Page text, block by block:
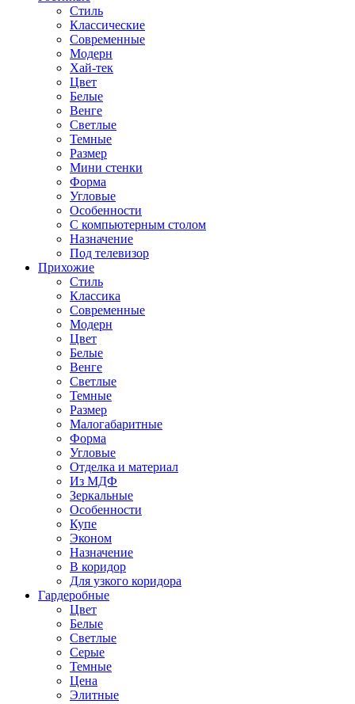
Стиль
Классические
Современные
Модерн
Хай-тек
Цвет
Белые
Венге
Светлые
Темные
Размер
Мини стенки
Форма
Угловые
Особенности
С компьютерным столом
Назначение
Под телевизор
Прихожие
Стиль
Классика
Современные
Модерн
Цвет
Белые
Венге
Светлые
Темные
Размер
Малогабаритные
Форма
Угловые
Отделка и материал
Из МДФ
Зеркальные
Особенности
Купе
Эконом
Назначение
В коридор
Для узкого коридора
Гардеробные
Цвет
Белые
Светлые
Серые
Темные
Цена
Элитные